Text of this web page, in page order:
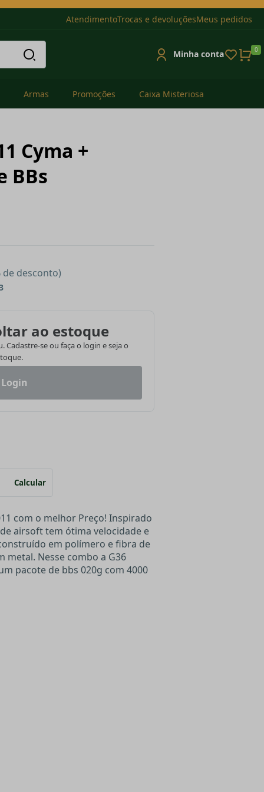
AtendimentoTrocas e devoluçõesMeus pedidos
Minha conta 0
Armas Promoções Caixa Misteriosa
Cyma +
BBs
de desconto)
ao estoque
se ou faça o login e seja o
Calcular
com o melhor Preço! Inspirado
airsoft tem ótima velocidade e
em polímero e fibra de
metal. Nesse combo a G36
pacote de bbs 020g com 4000